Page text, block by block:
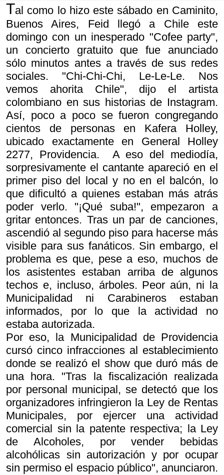
Tal como lo hizo este sábado en Caminito,
Buenos Aires, Feid llegó a Chile este
domingo con un inesperado "Cofee party",
un concierto gratuito que fue anunciado
sólo minutos antes a través de sus redes
sociales. "Chi-Chi-Chi, Le-Le-Le. Nos
vemos ahorita Chile", dijo el artista
colombiano en sus historias de Instagram.
Así, poco a poco se fueron congregando
cientos de personas en Kafera Holley,
ubicado exactamente en General Holley
2277, Providencia. A eso del mediodía,
sorpresivamente el cantante apareció en el
primer piso del local y no en el balcón, lo
que dificultó a quienes estaban más atrás
poder verlo. "¡Qué suba!", empezaron a
gritar entonces. Tras un par de canciones,
ascendió al segundo piso para hacerse más
visible para sus fanáticos. Sin embargo, el
problema es que, pese a eso, muchos de
los asistentes estaban arriba de algunos
techos e, incluso, árboles. Peor aún, ni la
Municipalidad ni Carabineros estaban
informados, por lo que la actividad no
estaba autorizada.
Por eso, la Municipalidad de Providencia
cursó cinco infracciones al establecimiento
donde se realizó el show que duró más de
una hora. "Tras la fiscalización realizada
por personal municipal, se detectó que los
organizadores infringieron la Ley de Rentas
Municipales, por ejercer una actividad
comercial sin la patente respectiva; la Ley
de Alcoholes, por vender bebidas
alcohólicas sin autorización y por ocupar
sin permiso el espacio público", anunciaron.